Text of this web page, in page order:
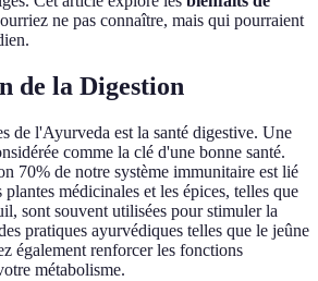
ne pas connaître, mais qui pourraient
de la Digestion
de l'Ayurveda est la santé digestive. Une
comme la clé d'une bonne santé.
70% de notre système immunitaire est lié
médicinales et les épices, telles que
sont souvent utilisées pour stimuler la
pratiques ayurvédiques telles que le jeûne
également renforcer les fonctions
métabolisme.